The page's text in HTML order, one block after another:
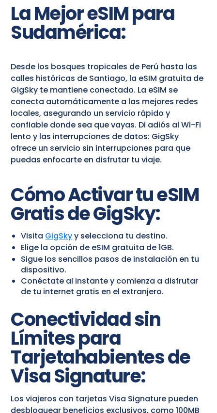
La Mejor eSIM para
Sudamérica:
Desde los bosques tropicales de Perú hasta las
calles históricas de Santiago, la eSIM gratuita de
GigSky te mantiene conectado. La eSIM se
conecta automáticamente a las mejores redes
locales, asegurando un servicio rápido y
confiable donde sea que vayas. Di adiós al Wi-Fi
lento y las interrupciones de datos: GigSky
ofrece un servicio sin interrupciones para que
puedas enfocarte en disfrutar tu viaje.
Cómo Activar tu eSIM
Gratis de GigSky:
Visita GigSkyy selecciona tu destino.
Elige la opción de eSIM gratuita de 1GB.
Sigue los sencillos pasos de instalación en tu
dispositivo.
Conéctate al instante y comienza a disfrutar
de tu internet gratis en el extranjero.
Conectividad sin
Límites para
Tarjetahabientes de
Visa Signature:
Los viajeros con tarjetas Visa Signature pueden
desbloquear beneficios exclusivos, como 100MB